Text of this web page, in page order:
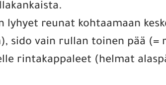
lyhyet reunat kohtaamaan
sido vain rullan toinen pää (=
rintakappaleet (helmat